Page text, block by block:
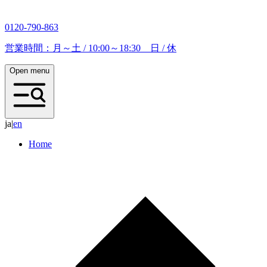
0120-790-863
営業時間：月～土 / 10:00～18:30 日 / 休
Open menu
ja|en
Home